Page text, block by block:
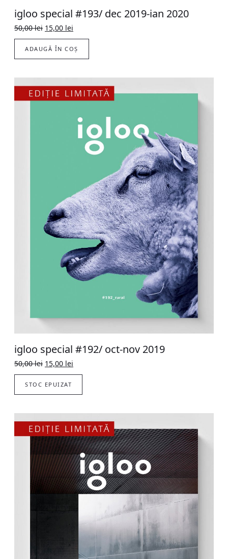
igloo special #193/ dec 2019-ian 2020
50,00lei Original
price
was:
15,00 lei
price
is:
ADAUGĂ ÎN COȘ
igloo special #192/ oct-nov 2019
50,00lei Original
price
was:
50,00 lei.
15,00 lei
price
15,00 lei.
STOC EPUIZAT